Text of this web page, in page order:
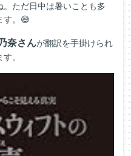
ただ日中は暑いことも多
す。😅
奈さんが翻訳を手掛けられ
。